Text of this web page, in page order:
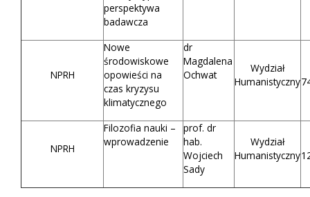
perspektywa
badawcza
NPRH
Nowe
środowiskowe
opowieści na
czas kryzysu
klimatycznego
dr
Magdalena
Ochwat
Wydział
Humanistyczny
NPRH
Filozofia nauki –
wprowadzenie
prof. dr
hab.
Wojciech
Sady
Wydział
Humanistyczny